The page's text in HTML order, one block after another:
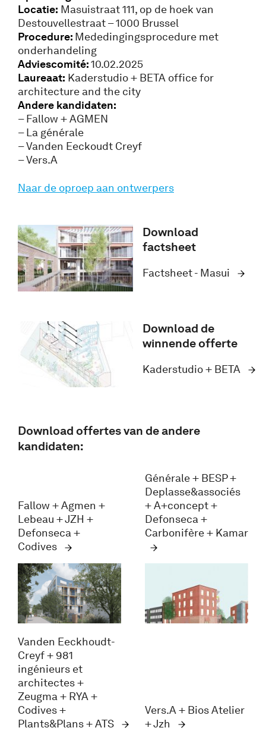
Locatie: Masuistraat 111, op de hoek van
Destouvellestraat – 1000 Brussel
Procedure: Mededingingsprocedure met
onderhandeling
Adviescomité:10.02.2025
Laureaat: Kaderstudio + BETA office for
architecture and the city
Andere kandidaten:
– Fallow + AGMEN
– La générale
– Vanden Eeckoudt Creyf
– Vers.A
Naar de oproep aan ontwerpers
Download
factsheet
Factsheet - Masui
Download de
winnende offerte
Kaderstudio + BETA
Download offertes van de andere
kandidaten:
Fallow + Agmen +
Lebeau + JZH +
Defonseca +
Codives
Générale + BESP +
Deplasse&associés
+ A+concept +
Defonseca +
Carbonifère + Kamar
Vanden Eeckhoudt-
Creyf + 981
ingénieurs et
architectes +
Zeugma + RYA +
Codives +
Plants&Plans + ATS
Vers.A + Bios Atelier
+ Jzh